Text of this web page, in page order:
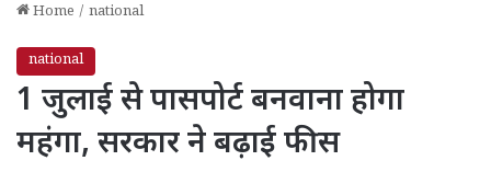
Home / national
national
1 जुलाई से पासपोर्ट बनवाना होगा
महंगा, सरकार ने बढ़ाई फीस